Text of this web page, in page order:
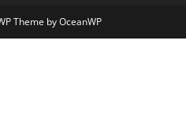
Theme by OceanWP